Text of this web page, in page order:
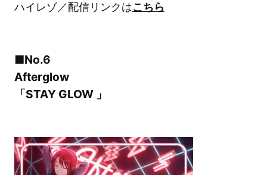
ハイレゾ／配信リンクはこちら
■No.6
Afterglow
「STAY GLOW 」